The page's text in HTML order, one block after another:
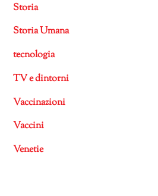
Storia
Storia Umana
tecnologia
TV e dintorni
Vaccinazioni
Vaccini
Venetie